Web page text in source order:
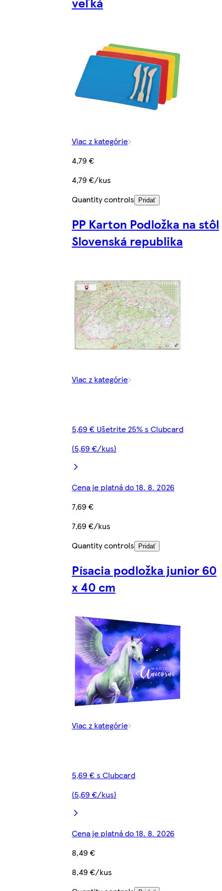
Viac z kategórie
4,79 €
4,79 €/kus
Quantity controls
Pridať
PP Karton Podložka na stôl
Slovenská republika
Viac z kategórie
5,69 € Ušetrite 25% s Clubcard
(5,69 €/kus)
Cena je platná do 18. 8. 2026
7,69 €
7,69 €/kus
Quantity controls
Pridať
Písacia podložka junior 60
x 40 cm
Viac z kategórie
5,69 € s Clubcard
(5,69 €/kus)
Cena je platná do 18. 8. 2026
8,49 €
8,49 €/kus